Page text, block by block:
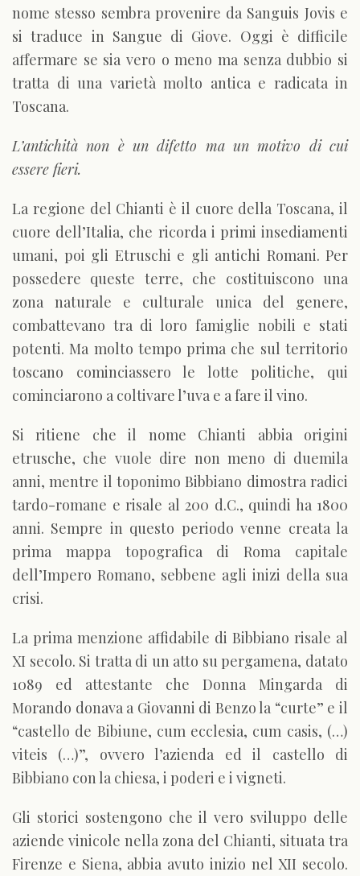
nome stesso sembra provenire da Sanguis Jovis e
si traduce in Sangue di Giove. Oggi è difficile
affermare se sia vero o meno ma senza dubbio si
tratta di una varietà molto antica e radicata in
Toscana.
L’antichità non è un difetto ma un motivo di cui
essere fieri.
La regione del Chianti è il cuore della Toscana, il
cuore dell’Italia, che ricorda i primi insediamenti
umani, poi gli Etruschi e gli antichi Romani. Per
possedere queste terre, che costituiscono una
zona naturale e culturale unica del genere,
combattevano tra di loro famiglie nobili e stati
potenti. Ma molto tempo prima che sul territorio
toscano cominciassero le lotte politiche, qui
cominciarono a coltivare l’uva e a fare il vino.
Si ritiene che il nome Chianti abbia origini
etrusche, che vuole dire non meno di duemila
anni, mentre il toponimo Bibbiano dimostra radici
tardo-romane e risale al 200 d.C., quindi ha 1800
anni. Sempre in questo periodo venne creata la
prima mappa topografica di Roma capitale
dell’Impero Romano, sebbene agli inizi della sua
crisi.
La prima menzione affidabile di Bibbiano risale al
XI secolo. Si tratta di un atto su pergamena, datato
1089 ed attestante che Donna Mingarda di
Morando donava a Giovanni di Benzo la “curte” e il
“castello de Bibiune, cum ecclesia, cum casis, (…)
viteis (…)”, ovvero l’azienda ed il castello di
Bibbiano con la chiesa, i poderi e i vigneti.
Gli storici sostengono che il vero sviluppo delle
aziende vinicole nella zona del Chianti, situata tra
Firenze e Siena, abbia avuto inizio nel XII secolo.